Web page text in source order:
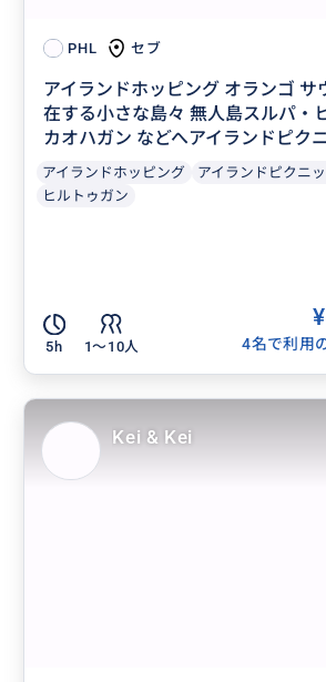
PHL セブ
アイランドホッピング オランゴ サ
在する小さな島々 無人島スルパ・
カオハガン などへアイランドピク
アイランドホッピング アイランドピクニ
ヒルトゥガン
5h 1〜10人
¥
4名で利用
Kei & Kei